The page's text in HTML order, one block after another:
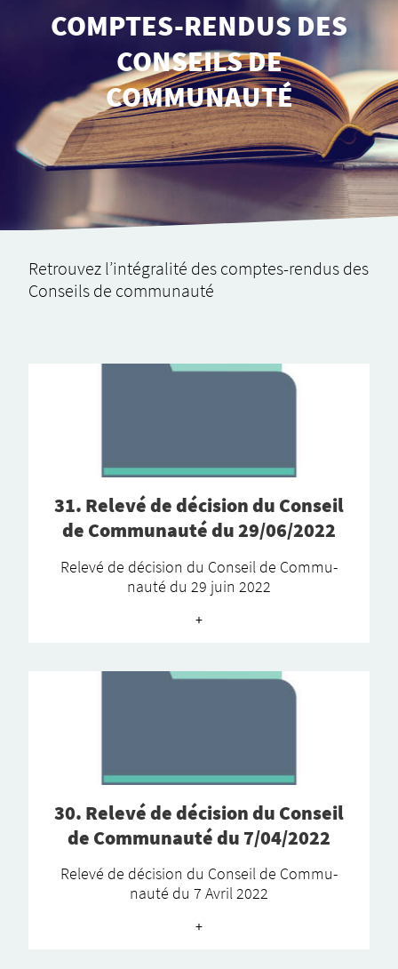
COMPTES-RENDUS DES
CONSEILS DE
COMMUNAUTÉ
Retrou­­­­­­­­­­vez l’in­­­­­­­­­té­­­­­­­­­­gra­­­­­­­­­­lité des comptes-rendus des
Conseils de commu­­­­­­­­­nauté
31. Relevé de décision du Conseil
de Communauté du 29/06/2022
Relevé de déci­sion du Conseil de Commu­
nauté du 29 juin 2022
+
30. Relevé de déci­­sion du Conseil
de Commu­nauté du 7/04/2022
Relevé de déci­­­sion du Conseil de Commu­­
nauté du 7 Avril 2022
+